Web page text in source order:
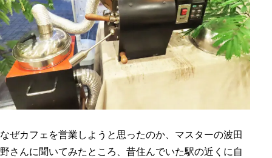
なぜカフェを営業しようと思ったのか、マスターの波田
野さんに聞いてみたところ、昔住んでいた駅の近くに自